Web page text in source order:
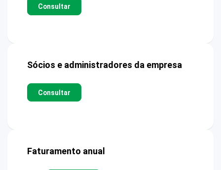
Consultar
Sócios e administradores da empresa
Consultar
Faturamento anual